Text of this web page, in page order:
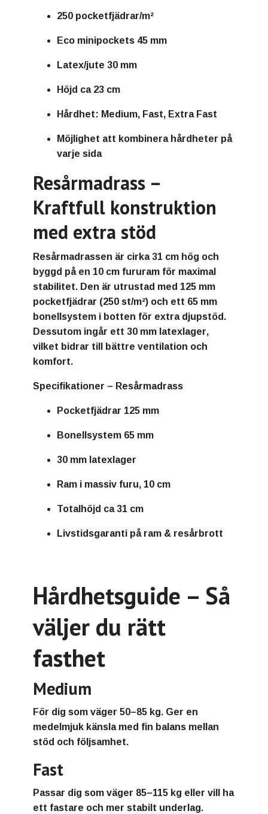
250 pocketfjädrar/m²
Eco minipockets 45 mm
Latex/jute 30 mm
Höjd ca 23 cm
Hårdhet: Medium, Fast, Extra Fast
Möjlighet att kombinera hårdheter på
varje sida
Resårmadrass –
Kraftfull konstruktion
med extra stöd
Resårmadrassen är cirka31 cm hög och
byggd på en 10 cm fururam för maximal
stabilitet. Den är utrustad med 125 mm
pocketfjädrar (250 st/m²) och ett 65 mm
bonellsystem i botten för extra djupstöd.
Dessutom ingår ett 30 mm latexlager,
vilket bidrar till bättre ventilation och
komfort.
Specifikationer – Resårmadrass
Pocketfjädrar 125 mm
Bonellsystem 65 mm
30 mm latexlager
Ram i massiv furu, 10 cm
Totalhöjd ca 31 cm
Livstidsgaranti på ram & resårbrott
Hårdhetsguide – Så
väljer du rätt
fasthet
Medium
För dig som väger 50–85 kg. Ger en
medelmjuk känsla med fin balans mellan
stöd och följsamhet.
Fast
Passar dig som väger 85–115 kg eller vill ha
ett fastare och mer stabilt underlag.